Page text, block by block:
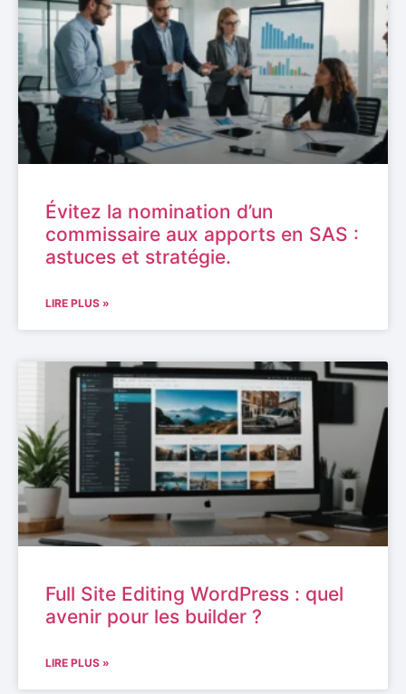
Évitez la nomination d’un
commissaire aux apports en SAS :
astuces et stratégie.
LIRE PLUS »
Full Site Editing WordPress : quel
avenir pour les builder ?
LIRE PLUS »